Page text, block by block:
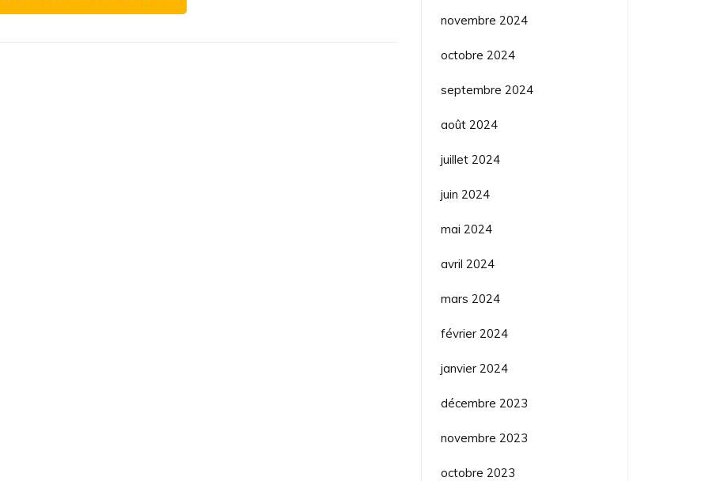
novembre 2024
octobre 2024
septembre 2024
août 2024
juillet 2024
juin 2024
mai 2024
avril 2024
mars 2024
février 2024
janvier 2024
décembre 2023
novembre 2023
octobre 2023